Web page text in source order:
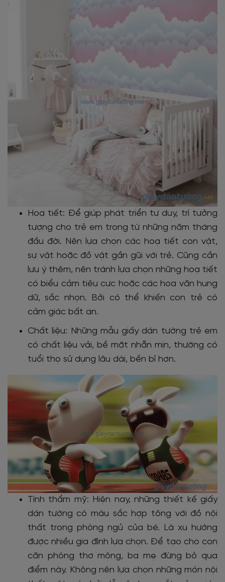
Hoạ tiết: Để giúp phát triển tư duy, trí tưởng
tượng cho trẻ em trong từ những năm tháng
đầu đời. Nên lựa chọn các hoạ tiết con vật,
sự vật hoặc đồ vật gần gũi với trẻ. Cũng cần
lưu ý thêm, nên tránh lựa chọn những hoạ tiết
có biểu cảm tiêu cực hoặc các hoa văn hung
dữ, sắc nhọn. Bởi có thể khiến con trẻ có
cảm giác bất an.
Chất liệu: Những mẫu giấy dán tường trẻ em
có chất liệu vải, bề mặt nhẵn mịn, thường có
tuổi thọ sử dụng lâu dài, bền bỉ hơn.
Tính thẩm mỹ: Hiện nay, những thiết kế giấy
dán tường có màu sắc hợp tông với đồ nội
thất trong phòng ngủ của bé. Là xu hướng
được nhiều gia đình lựa chọn. Để tạo cho con
căn phòng thơ mộng, ba mẹ đừng bỏ qua
điểm này. Không nên lựa chọn những món nội